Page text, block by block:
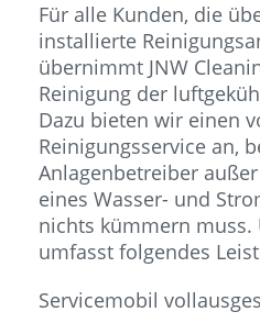
Für alle Kunden, die
installierte
übernimmt JNW
Reinigung der
Dazu bieten wir einen
Reinigungsservice an,
Anlagenbetreiber
eines Wasser- und
nichts kümmern muss.
umfasst folgendes
Servicemobil